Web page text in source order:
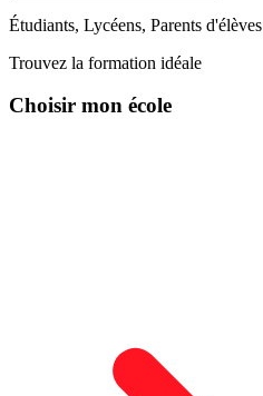
Étudiants, Lycéens, Parents d'élèves
Trouvez la formation idéale
Choisir mon école